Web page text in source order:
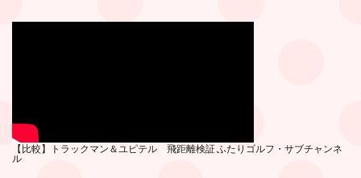
【比較】トラックマン＆ユピテル 飛距離検証ふたりゴルフ・サブチ ャンネ
ル